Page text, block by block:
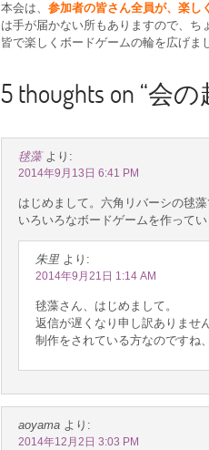
本会は、 参加者の皆さん全員が、楽し
は手が届かない所もありますので、ち
皆で楽しくボードゲームの輪を広げま
5 thoughts on “会の
毬藻 より:
2014年9月13日 6:41 PM
はじめまして。六角リバーシの毬藻
いろいろなボードゲームを作ってい
朱里 より:
2014年9月21日 1:14 AM
毬藻さん、はじめまして。
返信が遅くなり申し訳ありません
制作をされている方なのですね
aoyama より:
2014年12月2日 3:03 PM